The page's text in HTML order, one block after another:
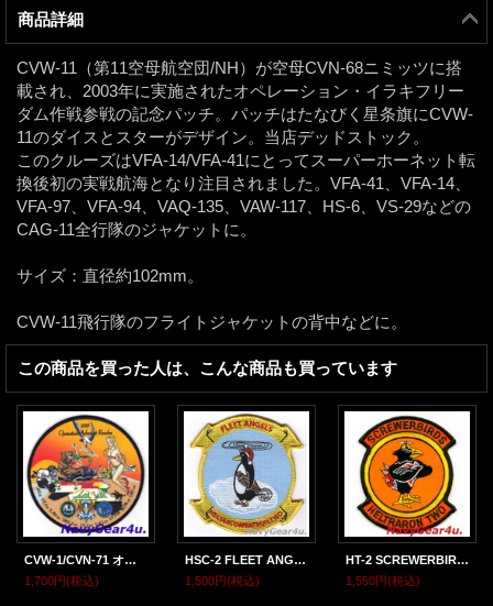
商品詳細
CVW-11（第11空母航空団/NH）が空母CVN-68ニミッツに搭
載され、2003年に実施されたオペレーション・イラキフリー
ダム作戦参戦の記念パッチ。パッチはたなびく星条旗にCVW-
11のダイスとスターがデザイン。当店デッドストック。
このクルーズはVFA-14/VFA-41にとってスーパーホーネット転
換後初の実戦航海となり注目されました。VFA-41、VFA-14、
VFA-97、VFA-94、VAQ-135、VAW-117、HS-6、VS-29などの
CAG-11全行隊のジャケットに。
サイズ：直径約102mm。
CVW-11飛行隊のフライトジャケットの背中などに。
この商品を買った人は、こんな商品も買っています
CVW-1/CVN-71 オペレーション・インヘレントリゾルブ 作戦クルーズ2015記念パッチ
1,700円(税込)
HSC-2 FLEET ANGELS HOLIDAY部隊パッチ（Ver.2）
1,500円(税込)
HT-2 SCREWERBIRDS部隊パッチ
1,550円(税込)